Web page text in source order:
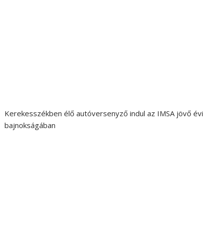
Kerekesszékben élő autóversenyző indul az IMSA jövő évi
bajnokságában